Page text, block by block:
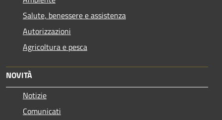
Salute, benessere e assistenza
Autorizzazioni
Agricoltura e pesca
NOVITÀ
Notizie
Comunicati